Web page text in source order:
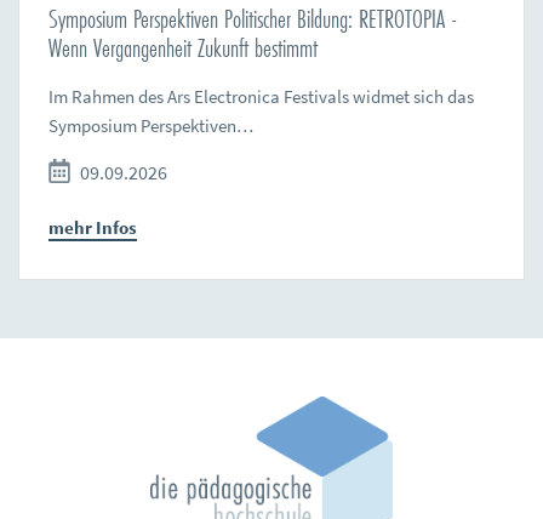
Symposium Perspektiven Politischer Bildung: RETROTOPIA -
Wenn Vergangenheit Zukunft bestimmt
Im Rahmen des Ars Electronica Festivals widmet sich das
Symposium Perspektiven…
09.09.2026
mehr Infos